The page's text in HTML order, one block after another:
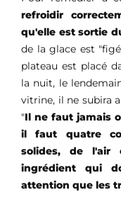
refroidir
qu'elle est sortie
de la glace est
plateau est placé
la nuit, le
vitrine, il ne subira
"Il ne faut jamais
il faut quatre
solides, de
ingrédient qui
attention que les